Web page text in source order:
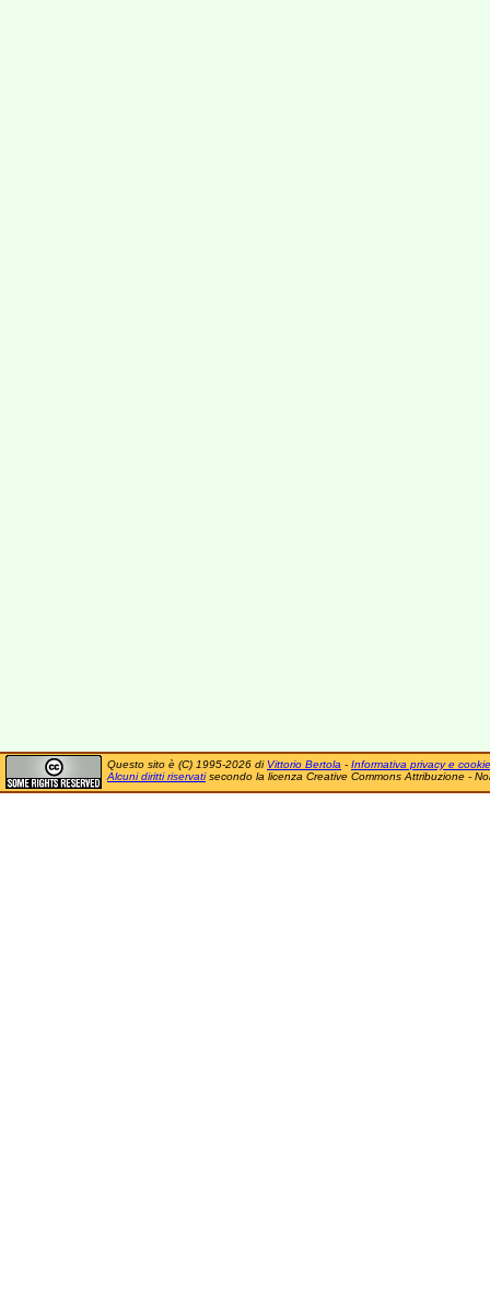
Questo sito è (C) 1995-2026 di Vittorio Bertola - Informativa privacy e cookie
Alcuni diritti riservatisecondo la licenza Creative Commons Attribuzione -